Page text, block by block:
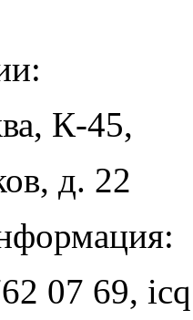
К-45,
д. 22
07 69,